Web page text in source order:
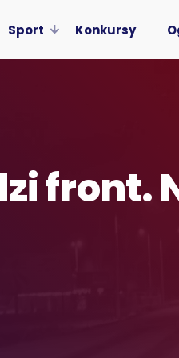
Sport Konkursy
front.